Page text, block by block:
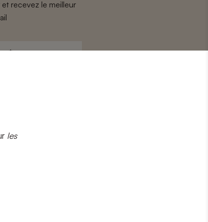
les
recevez le meilleur
de confidentialité